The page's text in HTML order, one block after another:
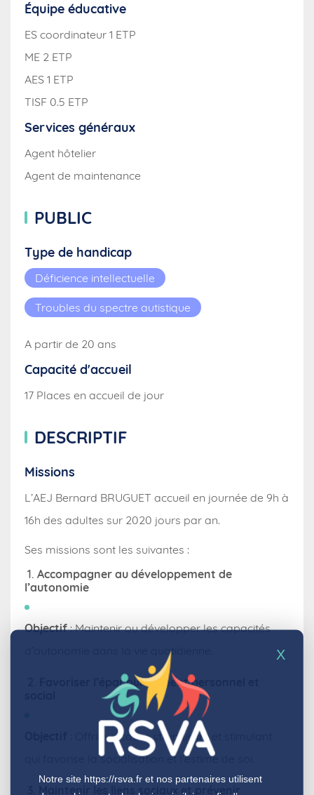
Équipe éducative
ES coordinateur 1 ETP
ME 2 ETP
AES 1 ETP
TISF 0.5 ETP
Services généraux
Agent hôtelier
Agent de maintenance
PUBLIC
Type de handicap
Déficience intellectuelle
Troubles du spectre autistique
A partir de 20 ans
Capacité d'accueil
17 Places en accueil de jour
DESCRIPTIF
Missions
L’AEJ Bernard BRUGUET accueil en journée de 9h à
16h des adultes sur 2020 jours par an.
Ses missions sont les suivantes :
1. Accompagner au développement de
l’autonomie
Objectif: Maintenir ou développer les capacités
d’autonomie dans la vie quotidienne.
Favoriser l’épanouissement personnel et
: Offrir un cadre structurant et stimulant
qui favorise la socialisation et l’estime de soi.
Maintenir les liens sociaux et prévenir
X
Notre site https://rsva.fret nos partenaires utilisent